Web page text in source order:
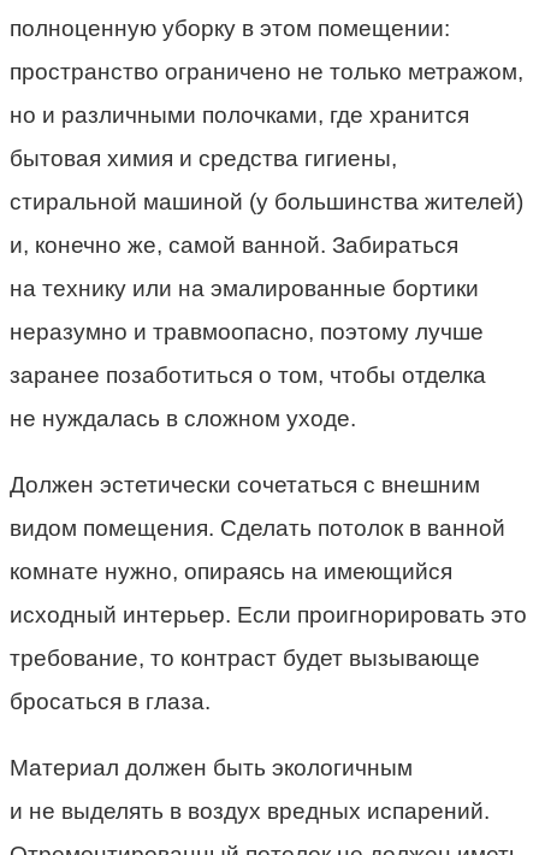
полноценную уборку в этом помещении:
пространство ограничено не только метражом,
но и различными полочками, где хранится
бытовая химия и средства гигиены,
стиральной машиной (у большинства жителей)
и, конечно же, самой ванной. Забираться
на технику или на эмалированные бортики
неразумно и травмоопасно, поэтому лучше
заранее позаботиться о том, чтобы отделка
не нуждалась в сложном уходе.
Должен эстетически сочетаться с внешним
видом помещения. Сделать потолок в ванной
комнате нужно, опираясь на имеющийся
исходный интерьер. Если проигнорировать это
требование, то контраст будет вызывающе
бросаться в глаза.
Материал должен быть экологичным
и не выделять в воздух вредных испарений.